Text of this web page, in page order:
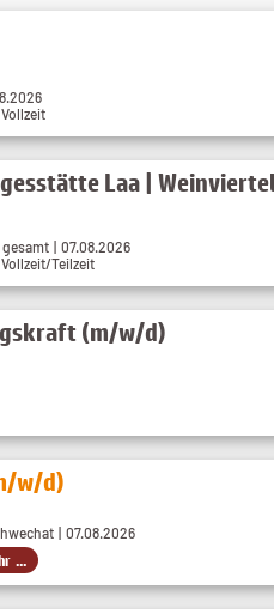
Laa | Weinviertel
| 07.08.2026
Teilzeit
(m/w/d)
w/d)
| 07.08.2026
...